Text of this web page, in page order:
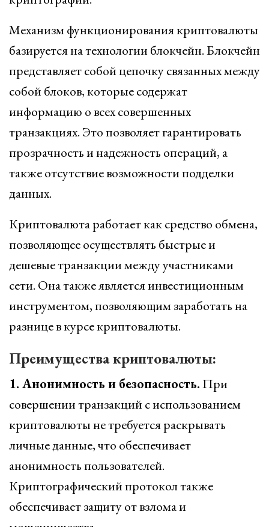
Механизм функционирования криптовалюты
базируется на технологии блокчейн. Блокчейн
представляет собой цепочку связанных между
собой блоков, которые содержат
информацию о всех совершенных
транзакциях. Это позволяет гарантировать
прозрачность и надежность операций, а
также отсутствие возможности подделки
данных.
Криптовалюта работает как средство обмена,
позволяющее осуществлять быстрые и
дешевые транзакции между участниками
сети. Она также является инвестиционным
инструментом, позволяющим заработать на
разнице в курсе криптовалюты.
Преимущества криптовалюты:
1. Анонимность и безопасность.При
совершении транзакций с использованием
криптовалюты не требуется раскрывать
личные данные, что обеспечивает
анонимность пользователей.
Криптографический протокол также
обеспечивает защиту от взлома и